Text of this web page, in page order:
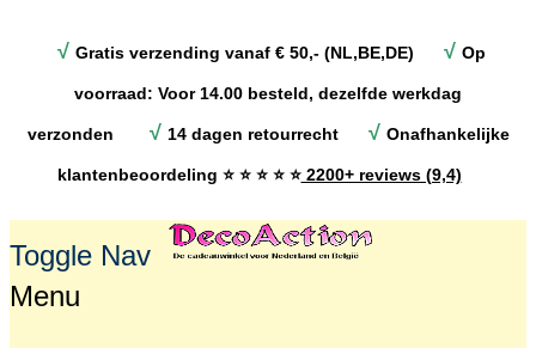
√ Gratis verzending vanaf € 50,- (NL,BE,DE) √ Op
voorraad: Voor 14.00 besteld, dezelfde werkdag
verzonden √ 14 dagen retourrecht √ Onafhankelijke
klantenbeoordeling ⭐ ⭐ ⭐ ⭐ ⭐2200+ reviews (9,4)
Toggle Nav
Menu